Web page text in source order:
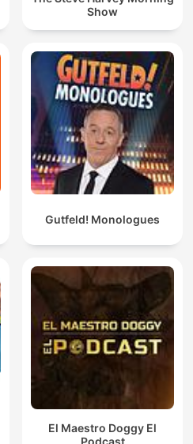
Show
Gutfeld! Monologues
El Maestro Doggy El
Podcast